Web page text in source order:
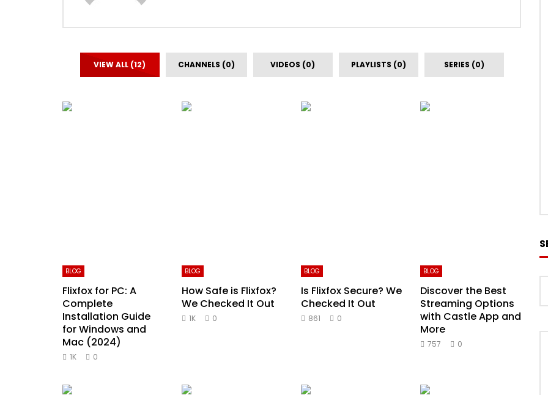
VIEW ALL (12) CHANNELS (0) VIDEOS (0) PLAYLISTS (0) SERIES (0)
BLOG
Flixfox for PC: A
Complete
Installation Guide
for Windows and
Mac (2024)
1K 0
BLOG
How Safe is Flixfox?
We Checked It Out
1K 0
BLOG
Is Flixfox Secure? We
Checked It Out
861 0
BLOG
Discover the Best
Streaming Options
with Castle App and
More
757 0